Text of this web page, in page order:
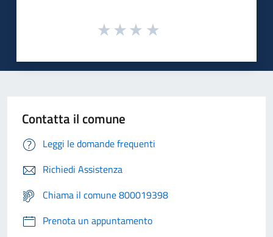
Contatta il comune
Leggi le domande frequenti
Richiedi Assistenza
Chiama il comune 800019398
Prenota un appuntamento